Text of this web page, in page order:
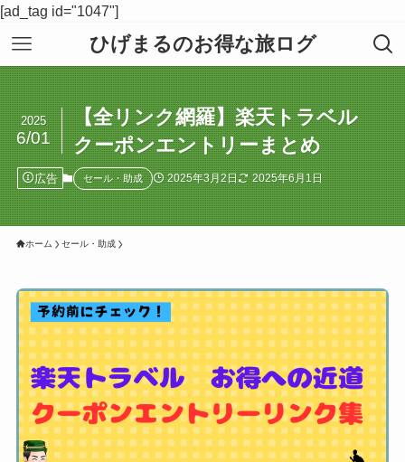
[ad_tag id="1047"]
ひげまるのお得な旅ログ
【全リンク網羅】楽天トラベル
クーポンエントリーまとめ
2025
6/01
広告 セール・助成 2025年3月2日 2025年6月1日
ホーム セール・助成